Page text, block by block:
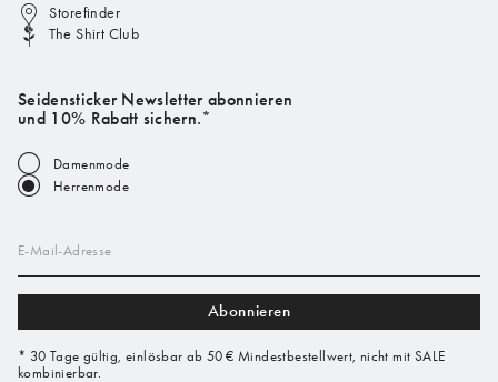
Storefinder
The Shirt Club
Seidensticker Newsletter abonnieren
und 10% Rabatt sichern.*
Damenmode
Herrenmode
E-Mail-Adresse
Abonnieren
* 30 Tage gültig, einlösbar ab 50 € Mindestbestellwert, nicht mit SALE
kombinierbar.